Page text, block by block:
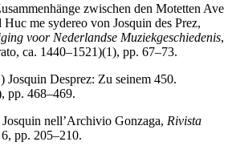
zwischen den Motetten Ave
me sydereo von Josquin des Prez,
voor Nederlandse Muziekgeschiedenis,
ca. 1440–1521)(1), pp. 67–73.
Desprez: Zu seinem 450.
pp. 468–469.
nell’Archivio Gonzaga, Rivista
6, pp. 205–210.